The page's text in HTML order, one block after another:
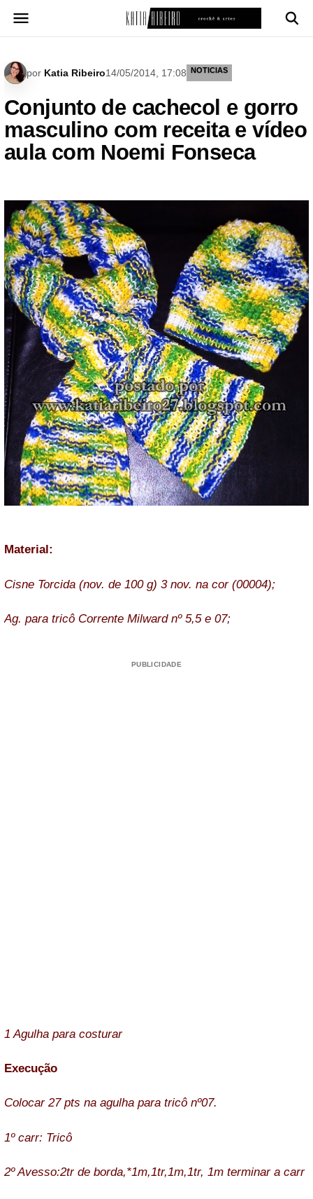
para
por Katia Ribeiro14/05/2014, 17:08 NOTICIAS
Conjunto de cachecol e gorro
masculino com receita e vídeo
aula com Noemi Fonseca
Material:
Cisne Torcida (nov. de 100 g) 3 nov. na cor (00004);
Ag. para tricô Corrente Milward nº 5,5 e 07;
PUBLICIDADE
1 Agulha para costurar
Execução
Colocar 27 pts na agulha para tricô nº07.
1º carr: Tricô
2º Avesso:2tr de borda,*1m,1tr,1m,1tr, 1m terminar a carr